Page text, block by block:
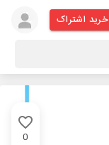
خرید اشتراک
0